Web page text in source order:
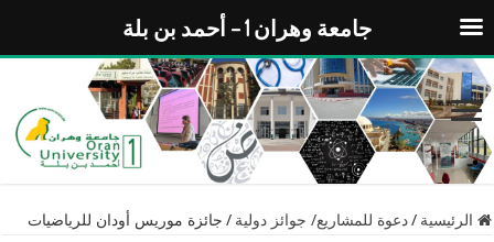
الرئيسية / دعوة للمشاريع/ جوائز دولية / جائزة موريس أودان للرياضيات
جامعة وهران 1 – أحمد بن بلة